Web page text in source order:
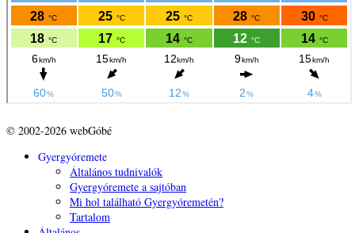
© 2002-2026 webGóbé
Gyergyóremete
Általános tudnivalók
Gyergyóremete a sajtóban
Mi hol található Gyergyóremetén?
Tartalom